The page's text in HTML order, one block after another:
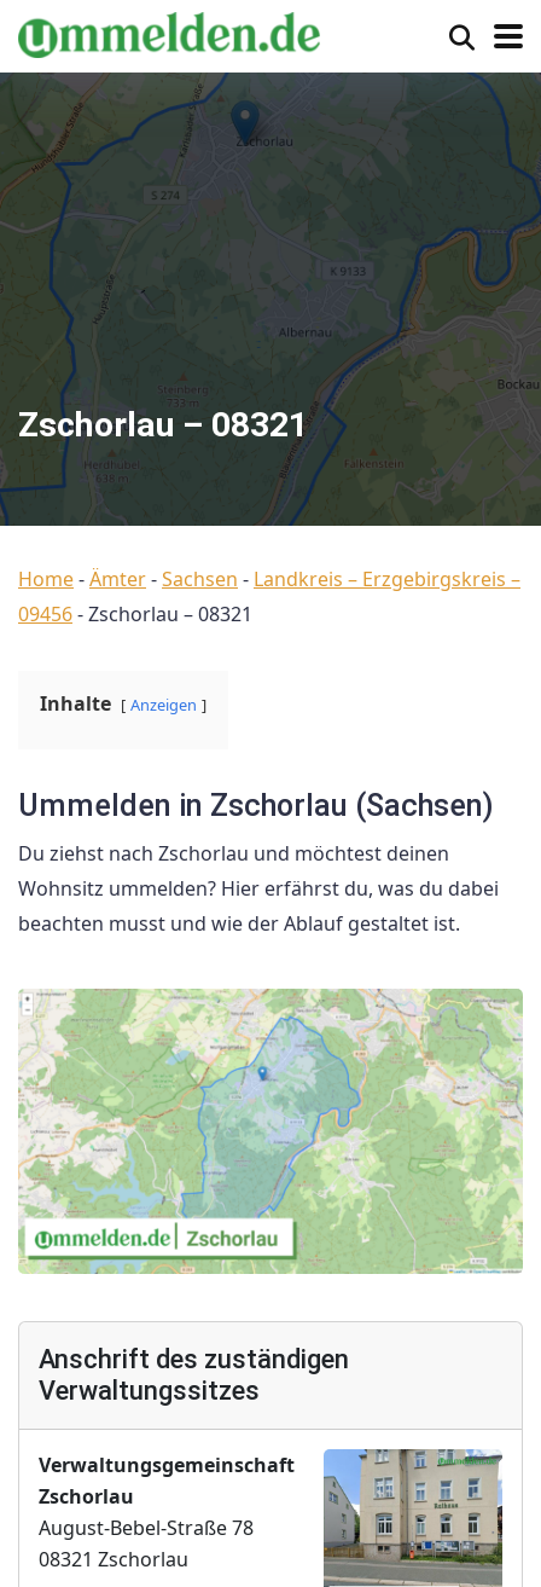
Zschorlau – 08321
Home-Ämter-Sachsen - Landkreis – Erzgebirgskreis –
09456-Zschorlau – 08321
Inhalte Anzeigen
Ummelden in Zschorlau (Sachsen)
Du ziehst nach Zschorlau und möchtest deinen
Wohnsitz ummelden? Hier erfährst du, was du dabei
beachten musst und wie der Ablauf gestaltet ist.
Anschrift des zuständigen
Verwaltungssitzes
Verwaltungsgemeinschaft
Zschorlau
August-Bebel-Straße 78
08321 Zschorlau